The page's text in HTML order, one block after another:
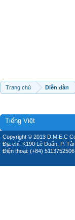
Trang chủ Diễn đàn
Tiếng Việt
Copyright © 2013 D.M.E.C
Địa chỉ: K190 Lê Duẩn, P.
Điện thoại: (+84) 5113752506